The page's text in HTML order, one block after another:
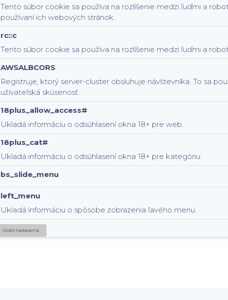
Tento súbor cookie sa používa na rozlíšenie medzi ľuďmi a
používaní ich webových stránok.
rc::c
Tento súbor cookie sa používa na rozlíšenie medzi ľuďmi a
AWSALBCORS
Registruje, ktorý server-cluster obsluhuje návštevníka. To sa
užívateľská skúsenosť.
18plus_allow_access#
Ukladá informáciu o odsúhlasení okna 18+ pre web.
18plus_cat#
Ukladá informáciu o odsúhlasení okna 18+ pre kategóriu.
bs_slide_menu
left_menu
Ukladá informáciu o spôsobe zobrazenia ľavého menu.
Uložiť nastavenia